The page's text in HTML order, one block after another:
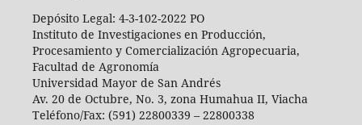
Depósito Legal: 4-3-102-2022 PO
Instituto de Investigaciones en Producción,
Procesamiento y Comercialización Agropecuaria,
Facultad de Agronomía
Universidad Mayor de San Andrés
Av. 20 de Octubre, No. 3, zona Humahua II, Viacha
Teléfono/Fax: (591) 22800339 – 22800338